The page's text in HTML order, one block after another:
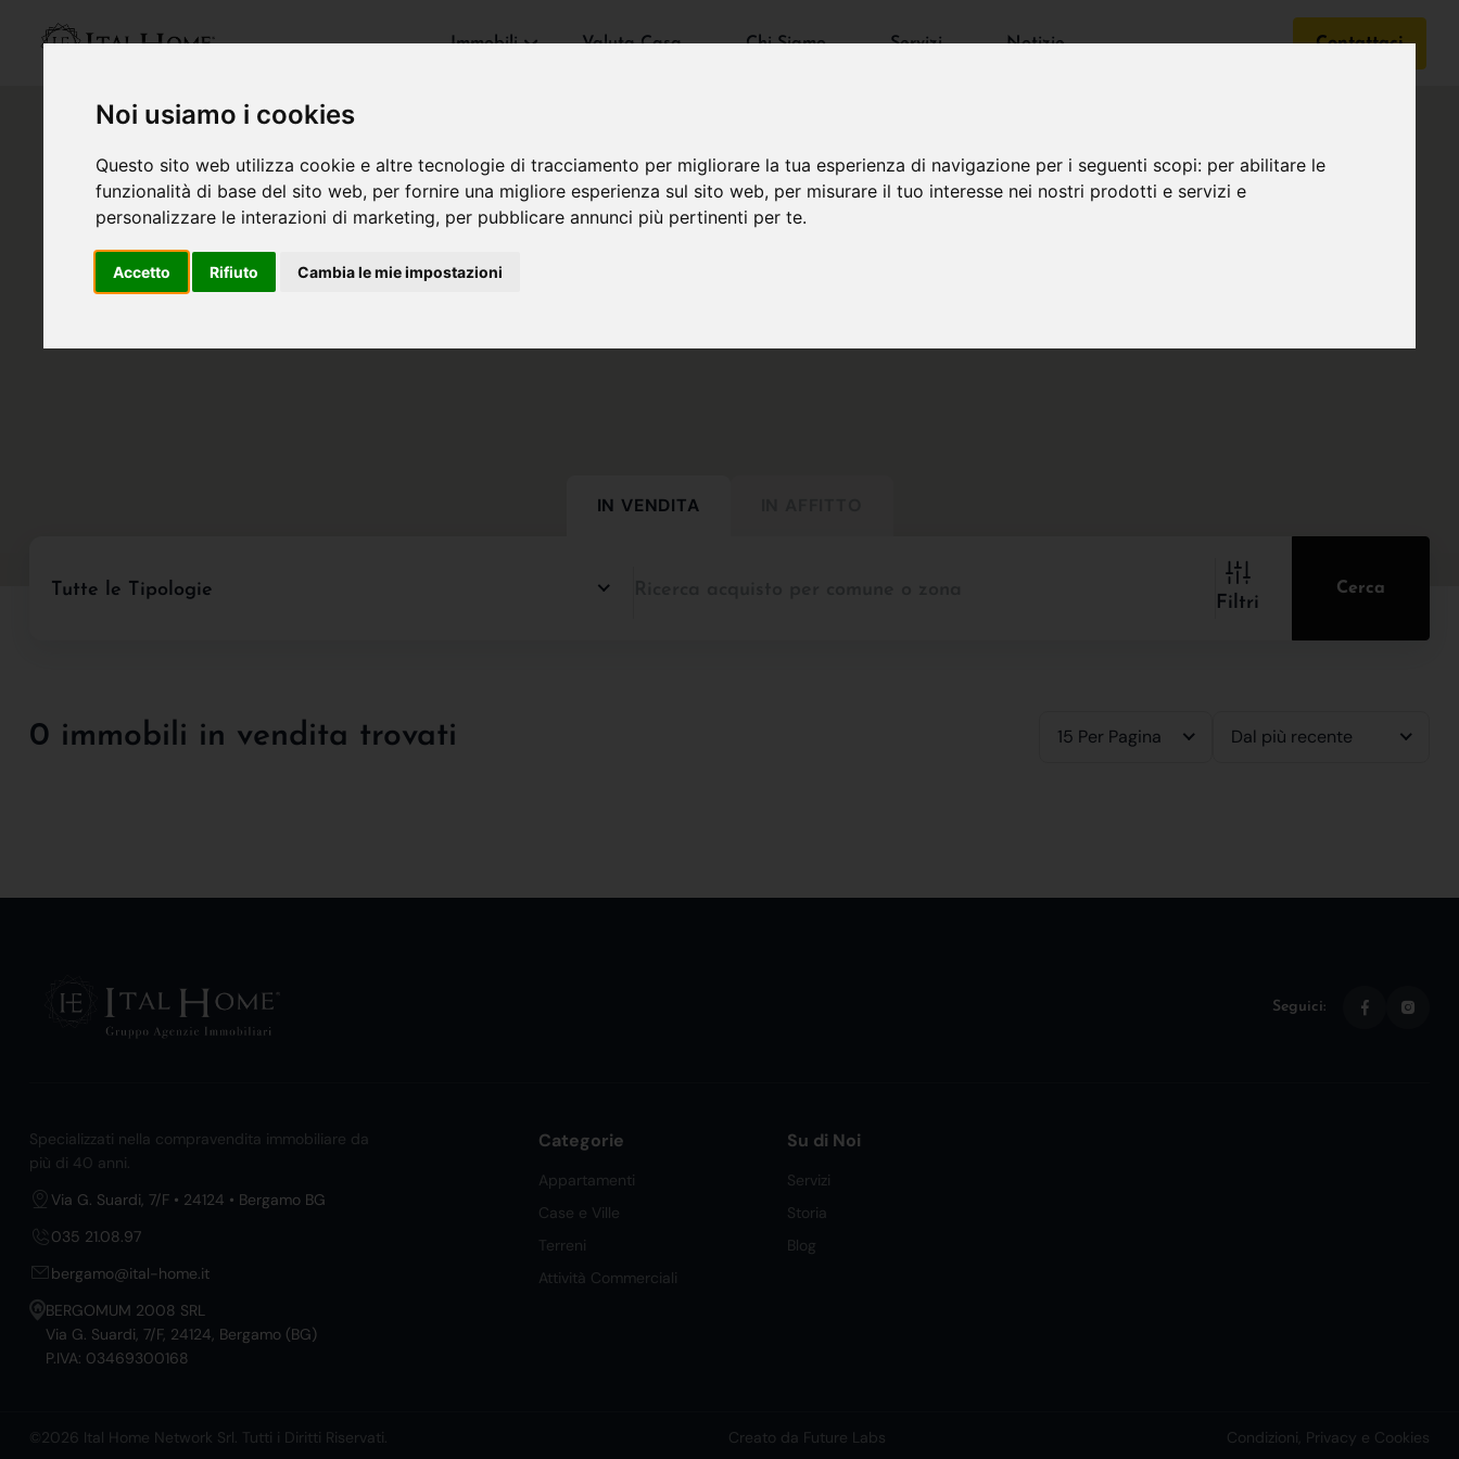
Noi usiamo i cookies
Questo sito web utilizza cookie e altre tecnologie di tracciamento per migliorare la tua esperienza di navigazione per i seguenti scopi: per abilitare le
funzionalità di base del sito web, per fornire una migliore esperienza sul sito web, per misurare il tuo interesse nei nostri prodotti e servizi e
personalizzare le interazioni di marketing, per pubblicare annunci più pertinenti per te.
Accetto Rifiuto Cambia le mie impostazioni
Immobili Valuta Casa Chi Siamo Servizi Notizie Contattaci
IN VENDITA
Tutte le Tipologie
Filtri
Cerca
0 immobili in vendita trovati 15 Per Pagina Dal più recente
Seguici:
Specializzati nella compravendita immobiliare da
più di 40 anni.
Via G. Suardi, 7/F • 24124 • Bergamo BG
035 21.08.97
bergamo@ital-home.it
BERGOMUM 2008 SRL
Via G. Suardi, 7/F, 24124, Bergamo (BG)
P.IVA: 03469300168
Categorie
Appartamenti
Case e Ville
Terreni
Attività Commerciali
Su di Noi
Servizi
Storia
Blog
©2026 Ital Home Network Srl. Tutti i Diritti Riservati. Creato da Future Labs Condizioni, Privacy e Cookies